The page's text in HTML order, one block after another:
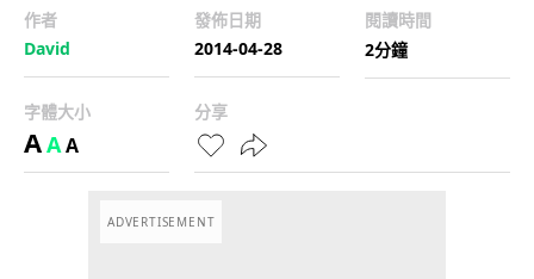
作者
David
發佈日期
2014-04-28
閱讀時間
2分鐘
字體大小
AAA
分享
ADVERTISEMENT